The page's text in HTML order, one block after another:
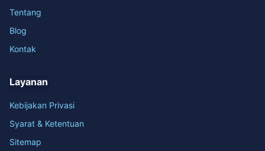
Tentang
Blog
Kontak
Layanan
Kebijakan Privasi
Syarat & Ketentuan
Sitemap